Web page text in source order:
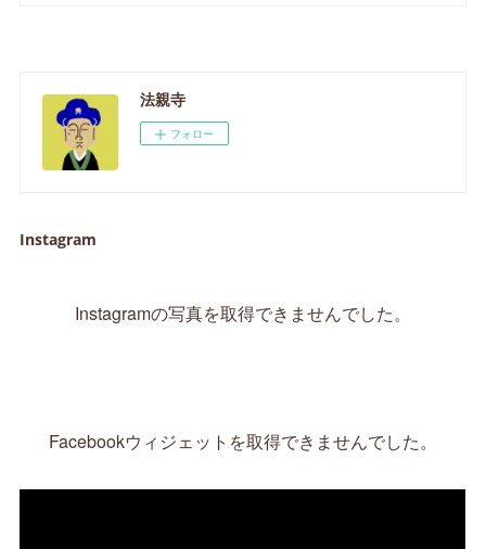
法親寺
フォロー
Instagram
Instagramの写真を取得できませんでした。
Facebookウィジェットを取得できませんでした。